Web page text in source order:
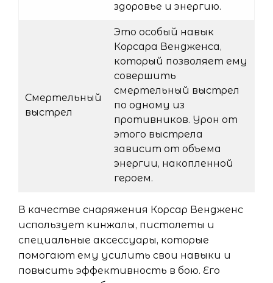
здоровье и энергию.
Смертельный
выстрел
Это особый навык
Корсара Вендженса,
который позволяет ему
совершить
смертельный выстрел
по одному из
противников. Урон от
этого выстрела
зависит от объема
энергии, накопленной
героем.
В качестве снаряжения Корсар Вендженс
использует кинжалы, пистолеты и
специальные аксессуары, которые
помогают ему усилить свои навыки и
повысить эффективность в бою. Его